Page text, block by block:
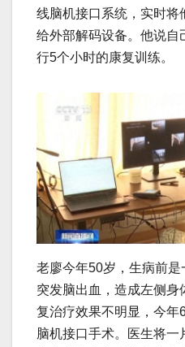
线脑机接口系统，实时将
给外部解码设备。他说自
行5个小时的康复训练。
老廖今年50岁，生病前
突发脑出血，造成左侧
复治疗效果不明显，今年
脑机接口手术。医生将一